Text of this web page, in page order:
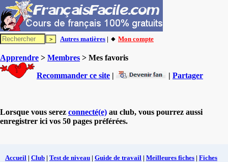
Autres matières | 🔸 Mon compte
Apprendre > Membres > Mes favoris
Recommander ce site | | Partager
Lorsque vous serez connecté(e) au club, vous pourrez aussi
enregistrer ici vos 50 pages préférées.
Accueil | Club | Test de niveau | Guide de travail | Meilleures fiches | Fiches